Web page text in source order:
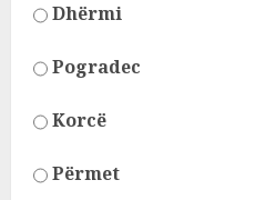
Dhërmi
Pogradec
Korcë
Përmet